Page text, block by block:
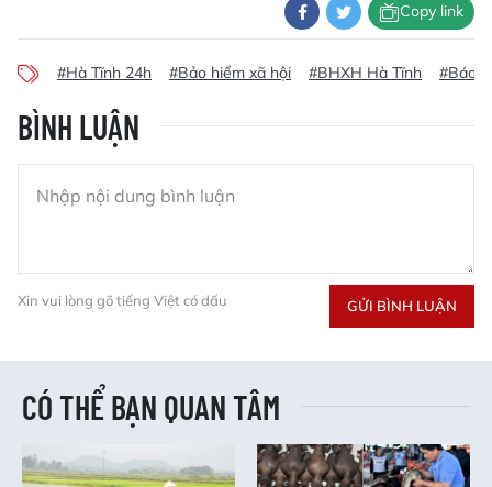
Copy link
#Hà Tĩnh 24h #Bảo hiểm xã hội #BHXH Hà Tĩnh #Báo
BÌNH LUẬN
Xin vui lòng gõ tiếng Việt có dấu GỬI BÌNH LUẬN
CÓ THỂ BẠN QUAN TÂM